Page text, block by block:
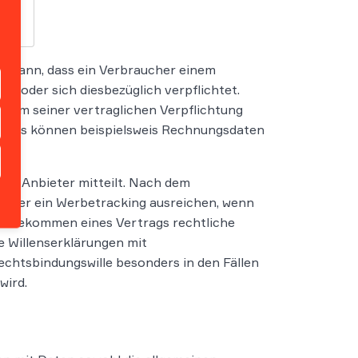
dass ein Verbraucher einem
oder sich diesbezüglich verpflichtet.
um seiner vertraglichen Verpflichtung
können beispielsweis Rechnungsdaten
Anbieter mitteilt. Nach dem
ein Werbetracking ausreichen, wenn
eines Vertrags rechtliche
Willenserklärungen mit
besonders in den Fällen